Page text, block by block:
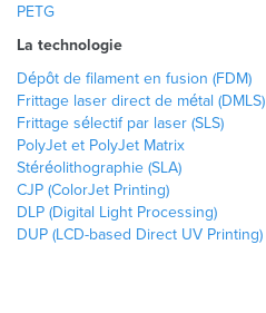
PETG
La technologie
Dépôt de filament en fusion (FDM)
Frittage laser direct de métal (DMLS)
Frittage sélectif par laser (SLS)
PolyJet et PolyJet Matrix
Stéréolithographie (SLA)
CJP (ColorJet Printing)
DLP (Digital Light Processing)
DUP (LCD-based Direct UV Printing)